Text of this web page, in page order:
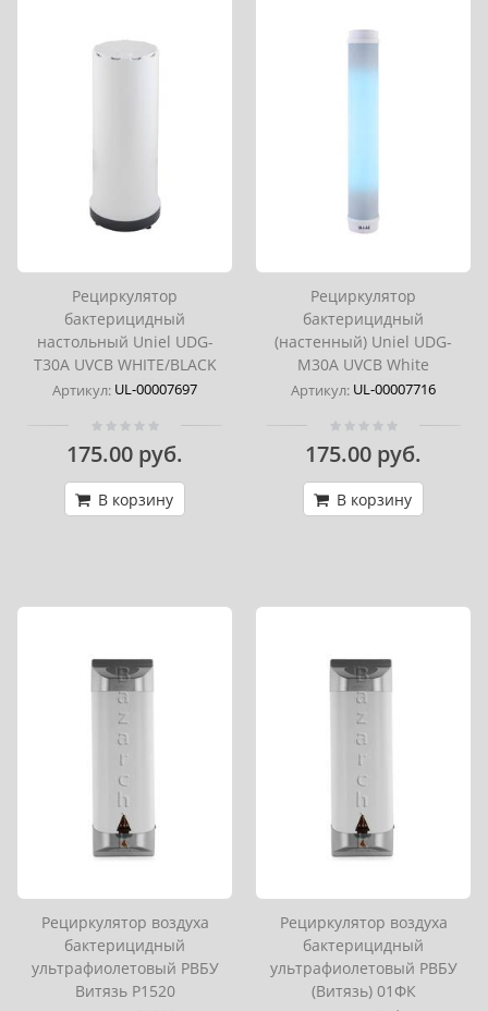
Рециркулятор
бактерицидный
настольный Uniel UDG-
T30A UVCB WHITE/BLACK
Артикул: UL-00007697
175.00 руб.
В корзину
Рециркулятор
бактерицидный
(настенный) Uniel UDG-
M30A UVCB White
Артикул: UL-00007716
175.00 руб.
В корзину
Рециркулятор воздуха
бактерицидный
ультрафиолетовый РВБУ
Витязь Р1520
Рециркулятор воздуха
бактерицидный
ультрафиолетовый РВБУ
(Витязь) 01ФК